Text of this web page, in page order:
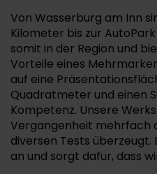
Von Wasserburg am Inn
Kilometer bis zur
somit in der Region und
Vorteile eines
auf eine
Quadratmeter und einen
Kompetenz. Unsere
Vergangenheit mehrfach
diversen Tests
an und sorgt dafür, dass